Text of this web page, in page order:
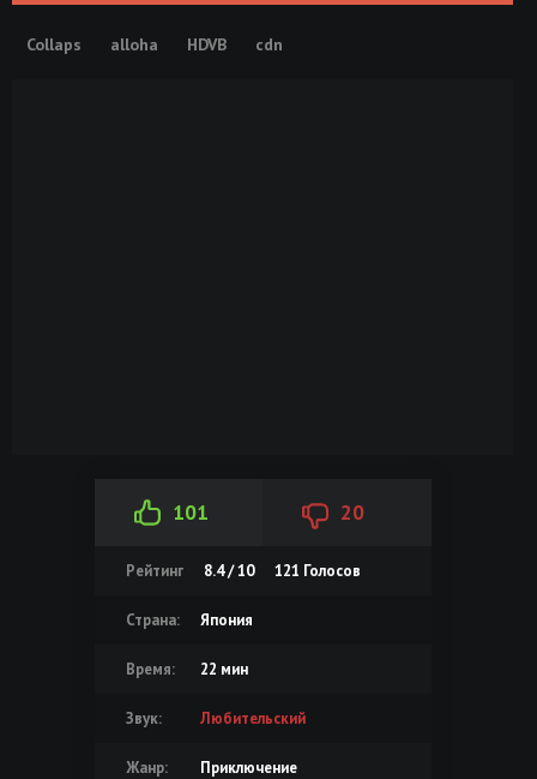
Collaps alloha HDVB cdn
101 20
Рейтинг 8.4 / 10 121 Голосов
Страна: Япония
Время: 22 мин
Звук: Любительский
Жанр: Приключение